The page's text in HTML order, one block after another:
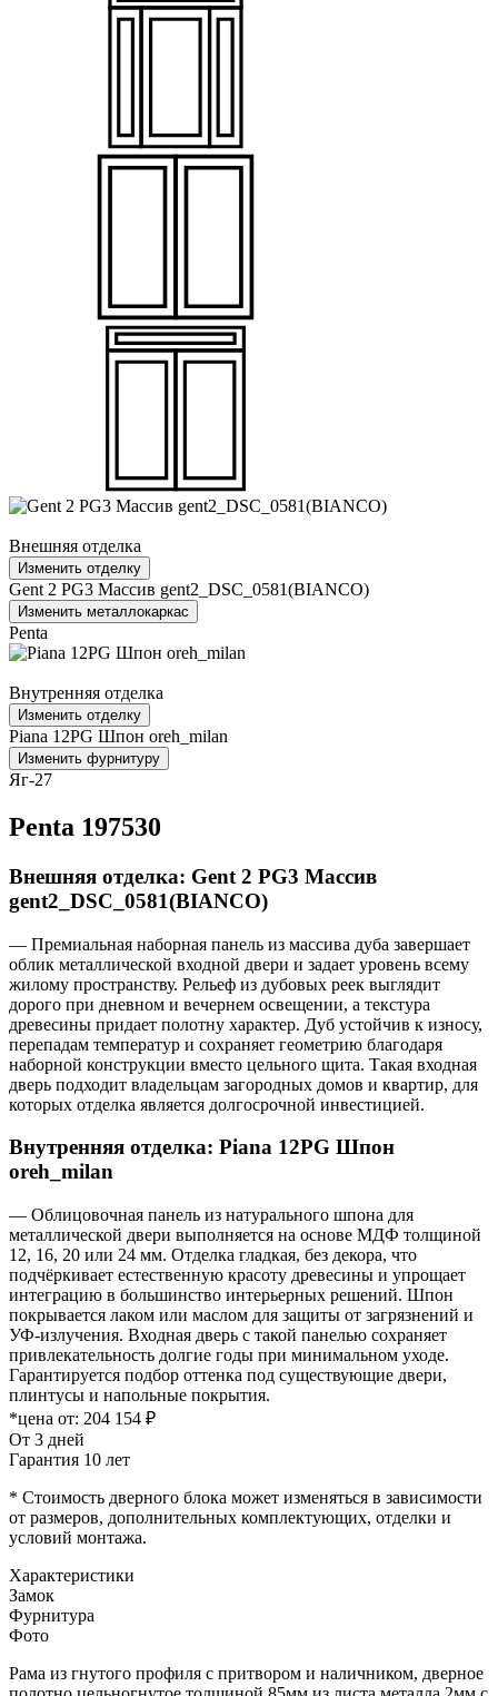
Внешняя отделка
Изменить отделку
Gent 2 PG3 Массив gent2_DSC_0581(BIANCO)
Изменить металлокаркас
Penta
Внутренняя отделка
Изменить отделку
Piana 12PG Шпон oreh_milan
Изменить фурнитуру
Яг-27
Penta 197530
Внешняя отделка: Gent 2 PG3 Массив
gent2_DSC_0581(BIANCO)
— Премиальная наборная панель из массива дуба завершает
облик металлической входной двери и задает уровень всему
жилому пространству. Рельеф из дубовых реек выглядит
дорого при дневном и вечернем освещении, а текстура
древесины придает полотну характер. Дуб устойчив к износу,
перепадам температур и сохраняет геометрию благодаря
наборной конструкции вместо цельного щита. Такая входная
дверь подходит владельцам загородных домов и квартир, для
которых отделка является долгосрочной инвестицией.
Внутренняя отделка: Piana 12PG Шпон
oreh_milan
— Облицовочная панель из натурального шпона для
металлической двери выполняется на основе МДФ толщиной
12, 16, 20 или 24 мм. Отделка гладкая, без декора, что
подчёркивает естественную красоту древесины и упрощает
интеграцию в большинство интерьерных решений. Шпон
покрывается лаком или маслом для защиты от загрязнений и
УФ-излучения. Входная дверь с такой панелью сохраняет
привлекательность долгие годы при минимальном уходе.
Гарантируется подбор оттенка под существующие двери,
плинтусы и напольные покрытия.
*цена от: 204 154 ₽
От 3 дней
Гарантия 10 лет
* Стоимость дверного блока может изменяться в зависимости
от размеров, дополнительных комплектующих, отделки и
условий монтажа.
Характеристики
Замок
Фурнитура
Фото
Рама из гнутого профиля с притвором и наличником, дверное